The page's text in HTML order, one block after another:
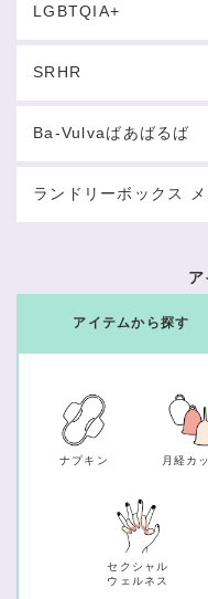
LGBTQIA+
SRHR
Ba-Vulvaばあばるば
ランドリーボックス
アイテムから探す
ナプキン 月経カ
セクシャル
ウェルネス